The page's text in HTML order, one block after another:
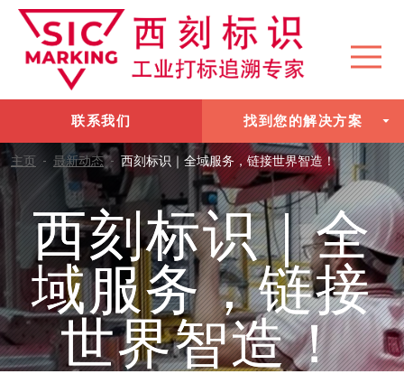
联系我们 找到您的解决方案
主页 - 最新动态 - 西刻标识｜全域服务，链接世界智造！
西刻标识｜全
域服务，链接
世界智造！